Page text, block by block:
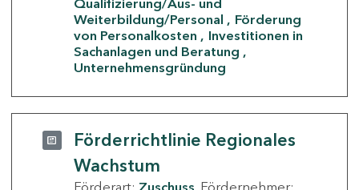
Qualifizierung/Aus- und
Weiterbildung/Personal
Förderung
von Personalkosten
Investitionen in
Sachanlagen und Beratung
Unternehmensgründung
Förderrichtlinie Regionales
Wachstum